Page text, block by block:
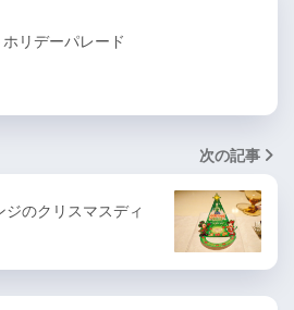
リデーパレード
次の記事
のクリスマスディ